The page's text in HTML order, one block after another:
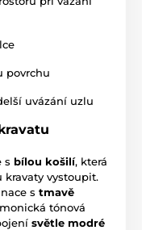
povrchu
uvázání uzlu
s bílou košilí, která
kravaty vystoupit.
s tmavě
tónová
světle modré